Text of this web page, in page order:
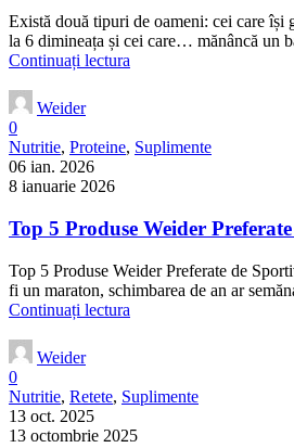
Există două tipuri de oameni: cei care își
la 6 dimineața și cei care… mănâncă un
Continuați lectura
Weider
0
Nutritie, Proteine, Suplimente
06 ian. 2026
8 ianuarie 2026
Top 5 Produse Weider
Top 5 Produse Weider Preferate de
fi un maraton, schimbarea de an ar
Continuați lectura
Weider
0
Nutritie, Retete, Suplimente
13 oct. 2025
13 octombrie 2025